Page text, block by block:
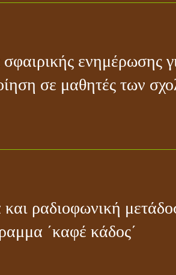
σφαιρικής ενημέρωσης
σε μαθητές των
και ραδιοφωνική
΄καφέ κάδος΄